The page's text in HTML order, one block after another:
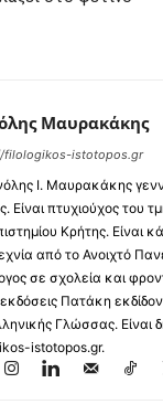
Μαυρακάκης
filologikos-istotopos.gr
I. Μαυρακάκης
Είναι πτυχιούχος του
Κρήτης. Είναι
από το Ανοιχτό
σε σχολεία και
εκδόσεις Πατάκη
Γλώσσας. Είναι
istotopos.gr.